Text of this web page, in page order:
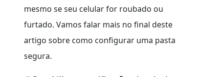
mesmo se seu celular for roubado ou
furtado. Vamos falar mais no final deste
artigo sobre como configurar uma pasta
segura.